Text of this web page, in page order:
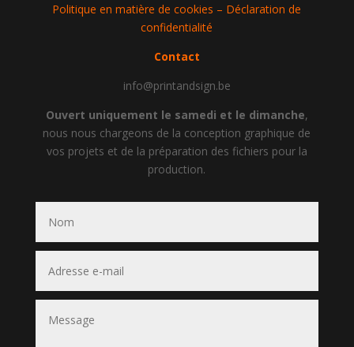
Politique en matière de cookies – Déclaration de
confidentialité
Contact
info@printandsign.be
Ouvert uniquement le samedi et le dimanche,
nous nous chargeons de la conception graphique de
vos projets et de la préparation des fichiers pour la
production.